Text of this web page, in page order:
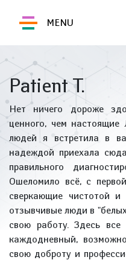
MENU
Patient T.
Нет ничего дороже
ценного, чем
людей я встретила в
надеждой приехала
правильного
Ошеломило всё, с
сверкающие чистотой
отзывчивые люди в
свою работу. Здесь все
каждодневный,
свою доброту и